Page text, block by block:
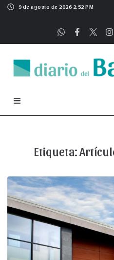
9 de agosto de 2026 2:52 PM
Etiqueta: